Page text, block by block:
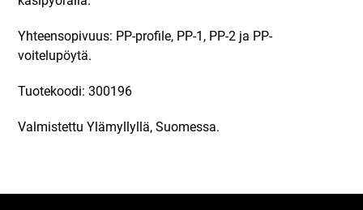
Yhteensopivuus: PP-profile, PP-1, PP-2 ja PP-
voitelupöytä.
Tuotekoodi: 300196
Valmistettu Ylämyllyllä, Suomessa.